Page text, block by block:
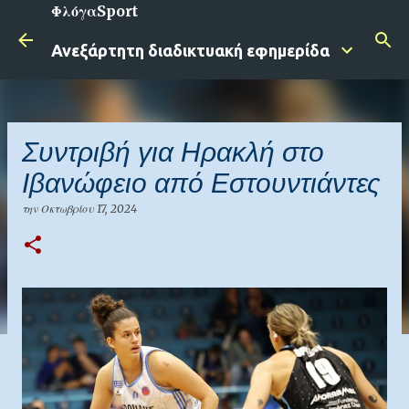
Μετάβαση στο κύριο περιεχόμενο
ΦλόγαSport
Ανεξάρτητη διαδικτυακή εφημερίδα
Συντριβή για Ηρακλή στο
Ιβανώφειο από Εστουντιάντες
την Οκτωβρίου 17, 2024